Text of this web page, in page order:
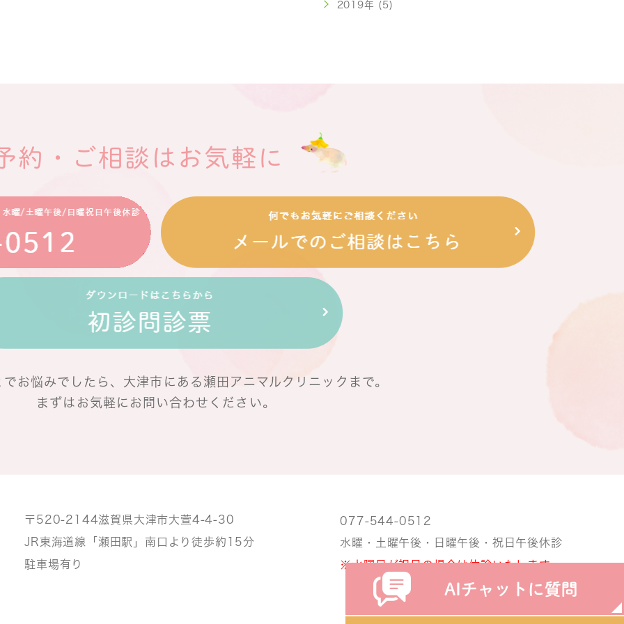
2019年 (5)
約・ご相談はお気軽に
お悩みでしたら、 大津市にある瀬田アニマルクリニックまで。
まずはお気軽にお問い合わせください。
〒520-2144滋賀県大津市大萱4-4-30
JR東海道線「瀬田駅」南口より徒歩約15分
駐車場有り
077-544-0512
水曜・土曜午後・日曜午後・祝日午後休診
※水曜日が祝日の場合は休診いたします。